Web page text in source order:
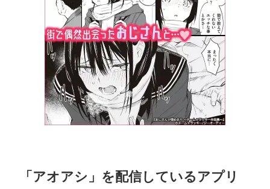
「アオアシ」を配信しているアプリ